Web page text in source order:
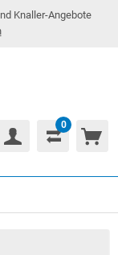
Knaller-Angebote
0